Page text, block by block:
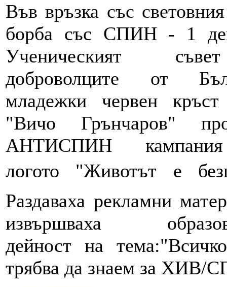
Във връзка със
борба със СПИН - 1
Ученическият
доброволците от
младежки червен
"Вичо Грънчаров"
АНТИСПИН
логото "Животът е
Раздаваха рекламни
извършваха
дейност на
трябва да знаем за ХИВ/